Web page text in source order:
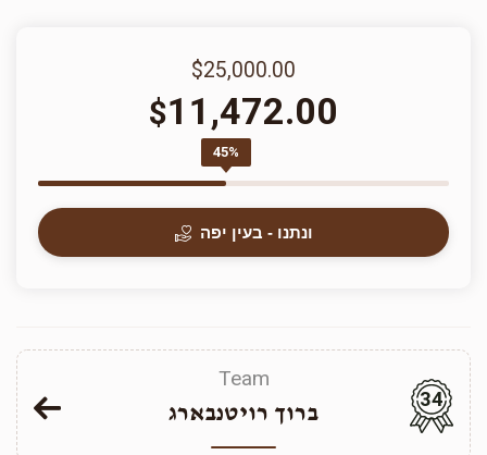
$25,000.00
$11,472.00
45%
ונתנו - בעין יפה
Team
ברוך רויטנבארג
34